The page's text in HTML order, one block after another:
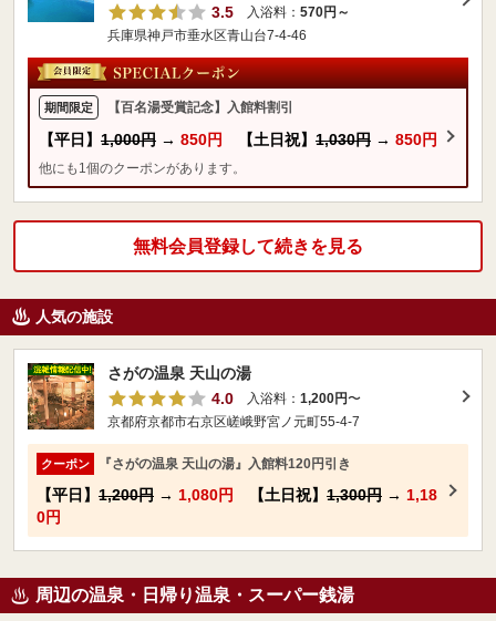
3.5
入浴料： 570円～
兵庫県神戸市垂水区青山台7-4-46
期間限定 【百名湯受賞記念】入館料割引
【平日】 1,000円 → 850円 【土日祝】 1,030円 → 850円
他にも1個のクーポンがあります。
無料会員登録して続きを見る
人気の施設
さがの温泉 天山の湯
4.0
入浴料： 1,200円〜
京都府京都市右京区嵯峨野宮ノ元町55-4-7
クーポン 『さがの温泉 天山の湯』入館料120円引き
【平日】 1,200円 → 1,080円 【土日祝】 1,300円 → 1,18
0円
周辺の温泉・日帰り温泉・スーパー銭湯